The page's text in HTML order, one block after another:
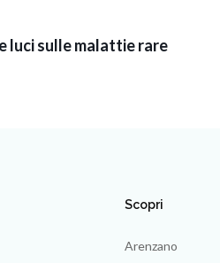
luci sulle malattie rare
Scopri
Arenzano